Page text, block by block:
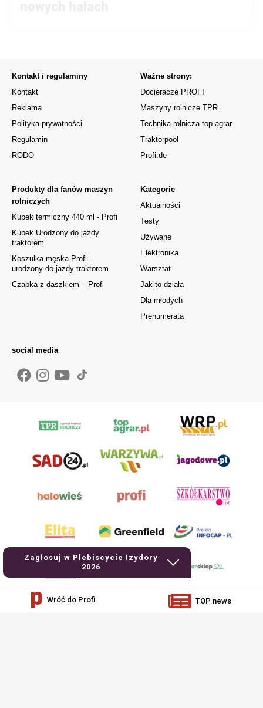
Zagłosuj w Plebiscycie Izydory
2026
Kontakt i regulaminy
Kontakt
Reklama
Polityka prywatności
Regulamin
RODO
Kategorie
Aktualności
Testy
Używane
Elektronika
Warsztat
Jak to działa
Dla młodych
Prenumerata
Produkty dla fanów maszyn
rolniczych
Kubek termiczny 440 ml - Profi
Kubek Urodzony do jazdy
traktorem
Koszulka męska Profi -
urodzony do jazdy traktorem
Czapka z daszkiem – Profi
Ważne strony:
Docieracze PROFI
Maszyny rolnicze TPR
Technika rolnicza top agrar
Traktorpool
Profi.de
social media
Wróć do Profi TOP news